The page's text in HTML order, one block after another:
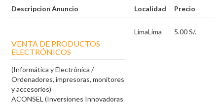
Descripcion Anuncio Localidad Precio
VENTA DE PRODUCTOS
ELECTRÓNICOS
(Informática y Electrónica /
Ordenadores, impresoras, monitores
y accesorios)
ACONSEL (Inversiones Innovadoras
LimaLima 5.00 S/.